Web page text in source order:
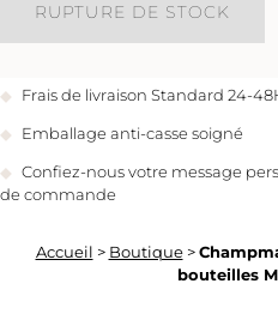
RUPTURE DE STOCK
Frais de livraison Standard 24-
Emballage anti-casse soigné
Confiez-nous votre message
de commande
Accueil > Boutique>
bouteilles